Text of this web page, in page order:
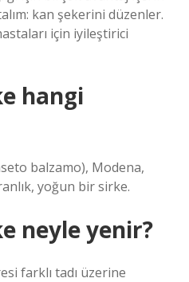
kan şekerini düzenler.
için iyileştirici
hangi
balzamo), Modena,
yoğun bir sirke.
neyle yenir?
farklı tadı üzerine